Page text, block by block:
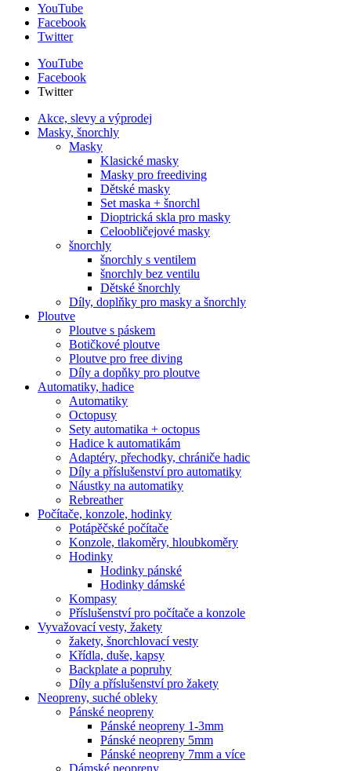
YouTube
Facebook
Twitter
YouTube
Facebook
Twitter
Akce, slevy a výprodej
Masky, šnorchly
Masky
Klasické masky
Masky pro freediving
Dětské masky
Set maska + šnorchl
Dioptrická skla pro masky
Celoobličejové masky
šnorchly
šnorchly s ventilem
šnorchly bez ventilu
Dětské šnorchly
Díly, doplňky pro masky a šnorchly
Ploutve
Ploutve s páskem
Botičkové ploutve
Ploutve pro free diving
Díly a dopňky pro ploutve
Automatiky, hadice
Automatiky
Octopusy
Sety automatika + octopus
Hadice k automatikám
Adaptéry, přechodky, chrániče hadic
Díly a příslušenství pro automatiky
Náustky na automatiky
Rebreather
Počítače, konzole, hodinky
Potápěčské počítače
Konzole, tlakoměry, hloubkoměry
Hodinky
Hodinky pánské
Hodinky dámské
Kompasy
Příslušenství pro počítače a konzole
Vyvažovací vesty, žakety
žakety, šnorchlovací vesty
Křídla, duše, kapsy
Backplate a popruhy
Díly a příslušenství pro žakety
Neopreny, suché obleky
Pánské neopreny
Pánské neopreny 1-3mm
Pánské neopreny 5mm
Pánské neopreny 7mm a více
Dámské neopreny